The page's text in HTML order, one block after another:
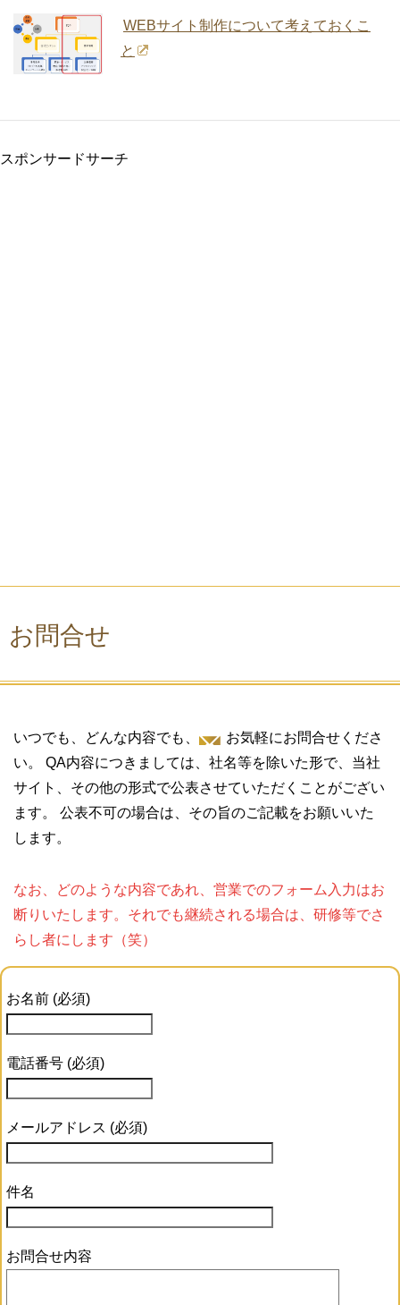
WEBサイト制作について考えておくこ
と
スポンサードサーチ
お問合せ
いつでも、どんな内容でも、
お気軽にお問合せくださ
い。
QA内容につきましては、社名等を除いた形で、当社
サイト、その他の形式で公表させていただくことがござい
ます。 公表不可の場合は、その旨のご記載をお願いいた
します。
なお、どのような内容であれ、営業でのフォーム入力はお
断りいたします。それでも継続される場合は、研修等でさ
らし者にします（笑）
お名前 (必須)
電話番号 (必須)
メールアドレス (必須)
件名
お問合せ内容